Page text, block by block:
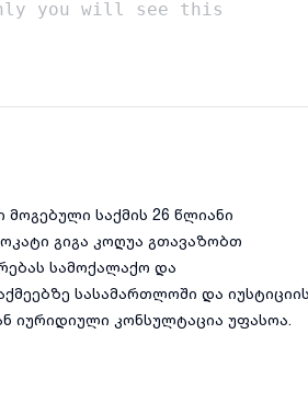
საქმის 26 წლიანი
გიგა კოღუა გთავაზობთ
სამოქალაქო და
სასამართლოში და
იურიდიული კონსულტაცია უფასოა.